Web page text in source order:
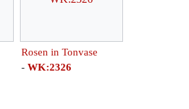
Rosen in Tonvase
- WK:2326